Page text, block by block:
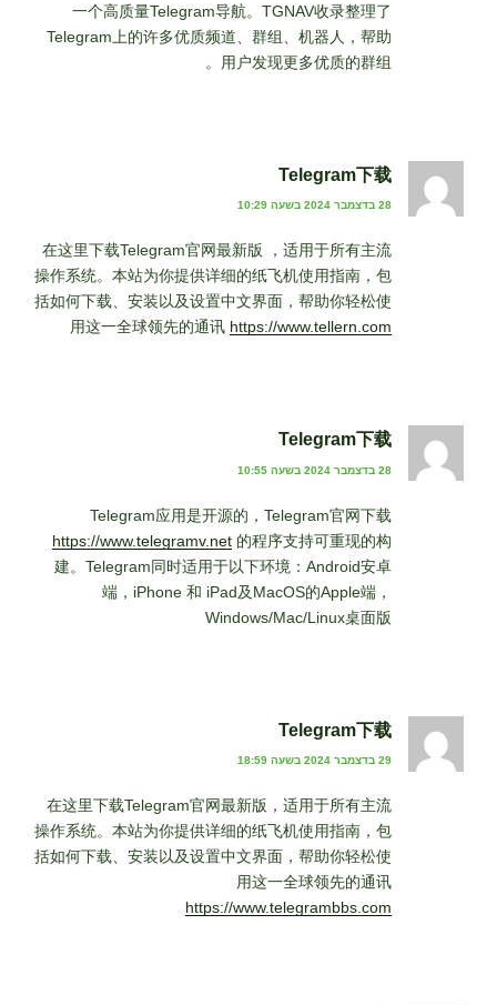
一个高质量Telegram导航。TGNAV收录整理了
Telegram上的许多优质频道、群组、机器人，帮助
用户发现更多优质的群组。
Telegram下载
28 בדצמבר 2024 בשעה 10:29
在这里下载Telegram官网最新版 ，适用于所有主流
操作系统。本站为你提供详细的纸飞机使用指南，包
括如何下载、安装以及设置中文界面，帮助你轻松使
用这一全球领先的通讯 https://www.tellern.com
Telegram下载
28 בדצמבר 2024 בשעה 10:55
Telegram应用是开源的，Telegram官网下载
https://www.telegramv.net 的程序支持可重现的构
建。Telegram同时适用于以下环境：Android安卓
端，iPhone 和 iPad及MacOS的Apple端，
Windows/Mac/Linux桌面版
Telegram下载
29 בדצמבר 2024 בשעה 18:59
在这里下载Telegram官网最新版，适用于所有主流
操作系统。本站为你提供详细的纸飞机使用指南，包
括如何下载、安装以及设置中文界面，帮助你轻松使
用这一全球领先的通讯
https://www.telegrambbs.com